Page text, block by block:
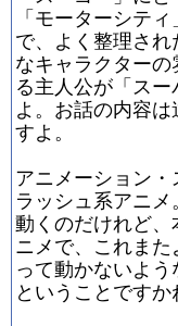
「モーターシテ
で、よく整理さ
なキャラクター
る主人公が「ス
よ。お話の内容
すよ。
アニメーション
ラッシュ系アニ
動くのだけれど
ニメで、これま
って動かないよ
ということですか